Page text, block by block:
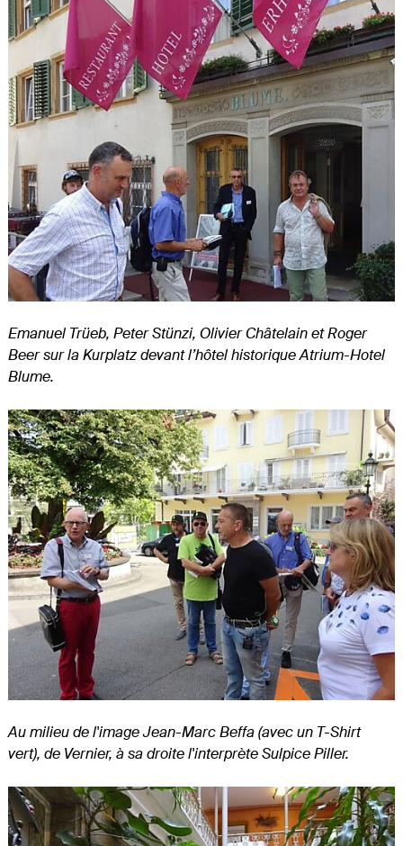
Emanuel Trüeb, Peter Stünzi, Olivier Châtelain et Roger
Beer sur la Kurplatz devant l’hôtel historique Atrium-Hotel
Blume.
Au milieu de l'image Jean-Marc Beffa (avec un T-Shirt
vert), de Vernier, à sa droite l'interprète Sulpice Piller.